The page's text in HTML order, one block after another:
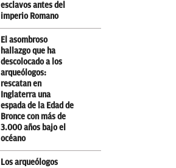
esclavos antes del
imperio Romano
El asombroso
hallazgo que ha
descolocado a los
arqueólogos:
rescatan en
Inglaterra una
espada de la Edad de
Bronce con más de
3.000 años bajo el
océano
Los arqueólogos